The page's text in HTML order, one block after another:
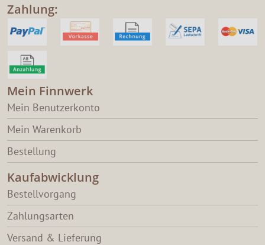
Zahlung:
Mein Finnwerk
Mein Benutzerkonto
Mein Warenkorb
Bestellung
Kaufabwicklung
Bestellvorgang
Zahlungsarten
Versand & Lieferung